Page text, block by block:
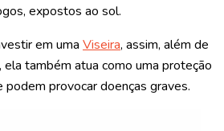
expostos ao sol.
em uma Viseira, assim, além de
ela também atua como uma proteção
provocar doenças graves.